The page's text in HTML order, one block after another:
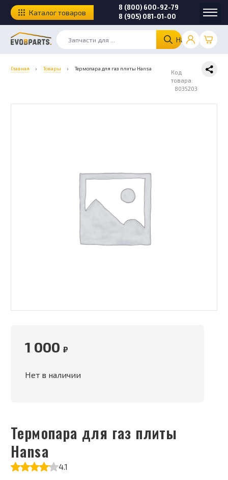
Найти
8 (800) 600-92-79
8 (905) 081-01-00
Каталог товаров
Главная › Товары › Термопара для газ плиты Hansa
Код
товара:
8035203
Термопара для газ плиты
Hansa
4.1
1 000 ₽
Нет в наличии